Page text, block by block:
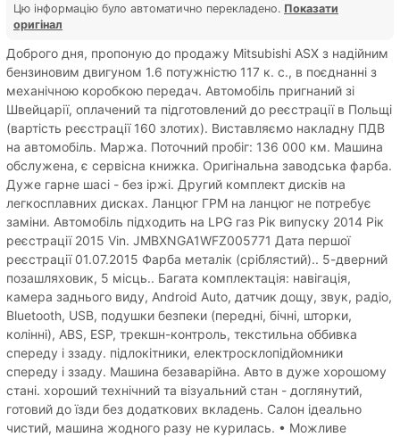
Цю інформацію було автоматично перекладено. Показати
оригінал
Доброго дня, пропоную до продажу Mitsubishi ASX з надійним
бензиновим двигуном 1.6 потужністю 117 к. с., в поєднанні з
механічною коробкою передач. Автомобіль пригнаний зі
Швейцарії, оплачений та підготовлений до реєстрації в Польщі
(вартість реєстрації 160 злотих). Виставляємо накладну ПДВ
на автомобіль. Маржа. Поточний пробіг: 136 000 км. Машина
обслужена, є сервісна книжка. Оригінальна заводська фарба.
Дуже гарне шасі - без іржі. Другий комплект дисків на
легкосплавних дисках. Ланцюг ГРМ на ланцюг не потребує
заміни. Автомобіль підходить на LPG газ Рік випуску 2014 Рік
реєстрації 2015 Vin. JMBXNGA1WFZ005771 Дата першої
реєстрації 01.07.2015 Фарба металік (сріблястий).. 5-дверний
позашляховик, 5 місць.. Багата комплектація: навігація,
камера заднього виду, Android Auto, датчик дощу, звук, радіо,
Bluetooth, USB, подушки безпеки (передні, бічні, шторки,
колінні), ABS, ESP, трекшн-контроль, текстильна оббивка
спереду і ззаду. підлокітники, електросклопідйомники
спереду і ззаду. Машина безаварійна. Авто в дуже хорошому
стані. хороший технічний та візуальний стан - доглянутий,
готовий до їзди без додаткових вкладень. Салон ідеально
чистий, машина жодного разу не курилась. • Можливе